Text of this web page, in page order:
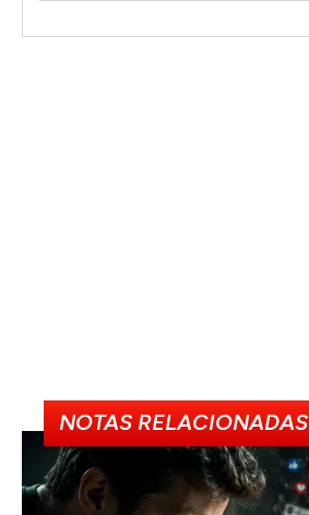
NOTAS RELACIONADAS